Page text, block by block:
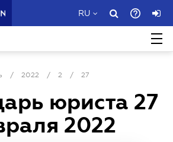
RU
/ 2022 / 2 / 27
юриста 27
2022